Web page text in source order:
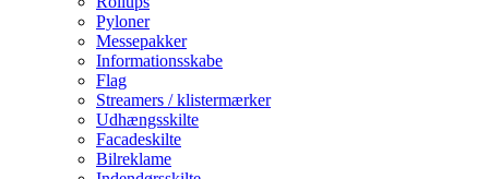
Pyloner
Messepakker
Informationsskabe
Flag
Streamers / klistermærker
Udhængsskilte
Facadeskilte
Bilreklame